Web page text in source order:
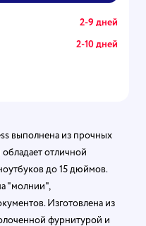
2-9 дней
2-10 дней
выполнена из прочных
отличной
до 15 дюймов.
"молнии",
Изготовлена из
фурнитурой и